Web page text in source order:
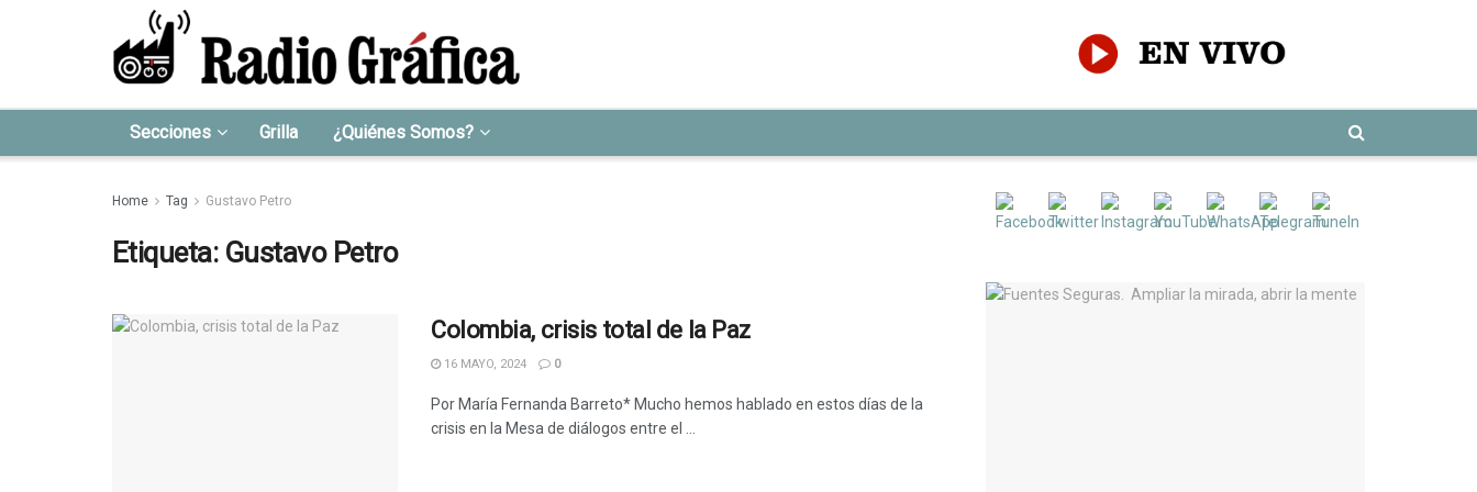
Secciones Grilla ¿Quiénes Somos?
Home Tag Gustavo Petro
Etiqueta: Gustavo Petro
Colombia, crisis total de la Paz
16 MAYO, 2024 0
Por María Fernanda Barreto* Mucho hemos hablado en estos días de la
crisis en la Mesa de diálogos entre el ...